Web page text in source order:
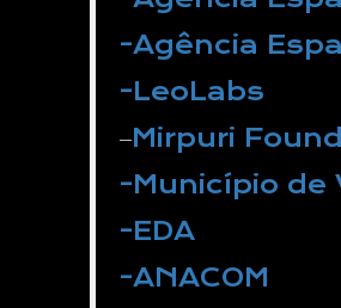
-Agência
-LeoLabs
–Mirpuri
-Município de
-EDA
-ANACOM